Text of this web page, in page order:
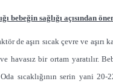
bebeğin sağlığı açısından
de aşırı sıcak çevre ve aşırı
havasız bir ortam yaratılır.
Oda sıcaklığının serin yani